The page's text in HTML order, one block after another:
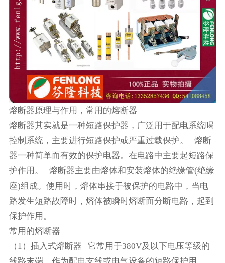
熔断器原理与作用，常用的熔断器
熔断器其实就是一种短路保护器，广泛用于配电系统喝
控制系统，主要进行短路保护或严重过载保护。 熔断
器一种简单而有效的保护电器。在电路中主要起短路保
护作用。 熔断器主要由熔体和安装熔体的绝缘管(绝缘
座)组成。使用时，熔体串接于被保护的电路中，当电
路发生短路故障时，熔体被瞬时熔断而分断电路，起到
保护作用。
常用的熔断器
（1）插入式熔断器 它常用于380V及以下电压等级的